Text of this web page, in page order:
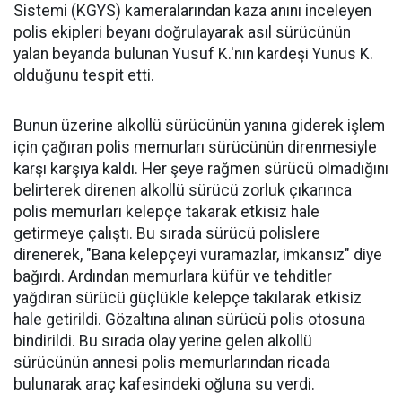
Sistemi (KGYS) kameralarından kaza anını inceleyen
polis ekipleri beyanı doğrulayarak asıl sürücünün
yalan beyanda bulunan Yusuf K.'nın kardeşi Yunus K.
olduğunu tespit etti.
Bunun üzerine alkollü sürücünün yanına giderek işlem
için çağıran polis memurları sürücünün direnmesiyle
karşı karşıya kaldı. Her şeye rağmen sürücü olmadığını
belirterek direnen alkollü sürücü zorluk çıkarınca
polis memurları kelepçe takarak etkisiz hale
getirmeye çalıştı. Bu sırada sürücü polislere
direnerek, "Bana kelepçeyi vuramazlar, imkansız" diye
bağırdı. Ardından memurlara küfür ve tehditler
yağdıran sürücü güçlükle kelepçe takılarak etkisiz
hale getirildi. Gözaltına alınan sürücü polis otosuna
bindirildi. Bu sırada olay yerine gelen alkollü
sürücünün annesi polis memurlarından ricada
bulunarak araç kafesindeki oğluna su verdi.